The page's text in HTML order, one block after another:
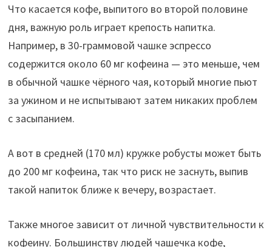
Что касается кофе, выпитого во второй половине
дня, важную роль играет крепость напитка.
Например, в 30-граммовой чашке эспрессо
содержится около 60 мг кофеина — это меньше, чем
в обычной чашке чёрного чая, который многие пьют
за ужином и не испытывают затем никаких проблем
с засыпанием.
А вот в средней (170 мл) кружке робусты может быть
до 200 мг кофеина, так что риск не заснуть, выпив
такой напиток ближе к вечеру, возрастает.
Также многое зависит от личной чувствительности к
кофеину. Большинству людей чашечка кофе,